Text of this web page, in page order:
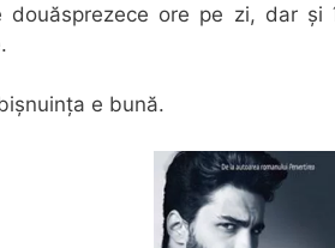
douăsprezece ore pe zi, dar
e bună.